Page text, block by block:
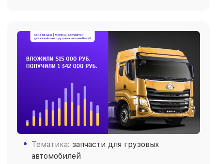
Тематика: запчасти для грузовых
автомобилей